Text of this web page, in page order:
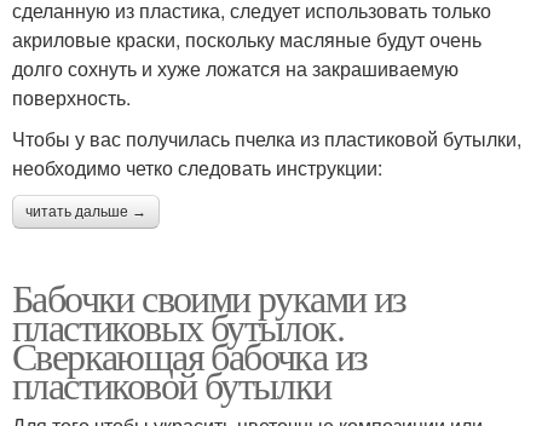
сделанную из пластика, следует использовать только
акриловые краски, поскольку масляные будут очень
долго сохнуть и хуже ложатся на закрашиваемую
поверхность.
Чтобы у вас получилась пчелка из пластиковой бутылки,
необходимо четко следовать инструкции:
читать дальше →
Бабочки своими руками из
пластиковых бутылок.
Сверкающая бабочка из
пластиковой бутылки